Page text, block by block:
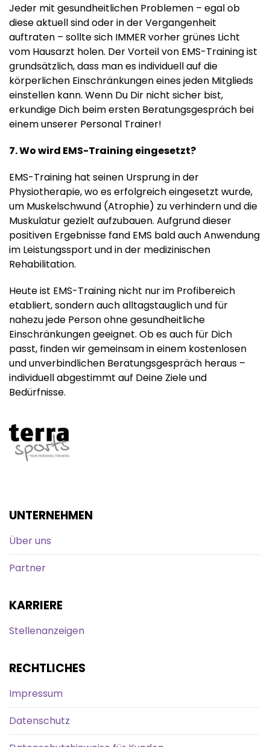
Jeder mit gesundheitlichen Problemen – egal ob
diese aktuell sind oder in der Vergangenheit
auftraten – sollte sich IMMER vorher grünes Licht
vom Hausarzt holen. Der Vorteil von EMS-Training ist
grundsätzlich, dass man es individuell auf die
körperlichen Einschränkungen eines jeden Mitglieds
einstellen kann. Wenn Du Dir nicht sicher bist,
erkundige Dich beim ersten Beratungsgespräch bei
einem unserer Personal Trainer!
7. Wo wird EMS-Training eingesetzt?
EMS-Training hat seinen Ursprung in der
Physiotherapie, wo es erfolgreich eingesetzt wurde,
um Muskelschwund (Atrophie) zu verhindern und die
Muskulatur gezielt aufzubauen. Aufgrund dieser
positiven Ergebnisse fand EMS bald auch Anwendung
im Leistungssport und in der medizinischen
Rehabilitation.
Heute ist EMS-Training nicht nur im Profibereich
etabliert, sondern auch alltagstauglich und für
nahezu jede Person ohne gesundheitliche
Einschränkungen geeignet. Ob es auch für Dich
passt, finden wir gemeinsam in einem kostenlosen
und unverbindlichen Beratungsgespräch heraus –
individuell abgestimmt auf Deine Ziele und
Bedürfnisse.
UNTERNEHMEN
Über uns
Partner
KARRIERE
Stellenanzeigen
RECHTLICHES
Impressum
Datenschutz